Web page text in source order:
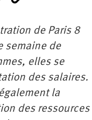
de Paris 8
semaine de
elles se
des salaires.
la
des ressources